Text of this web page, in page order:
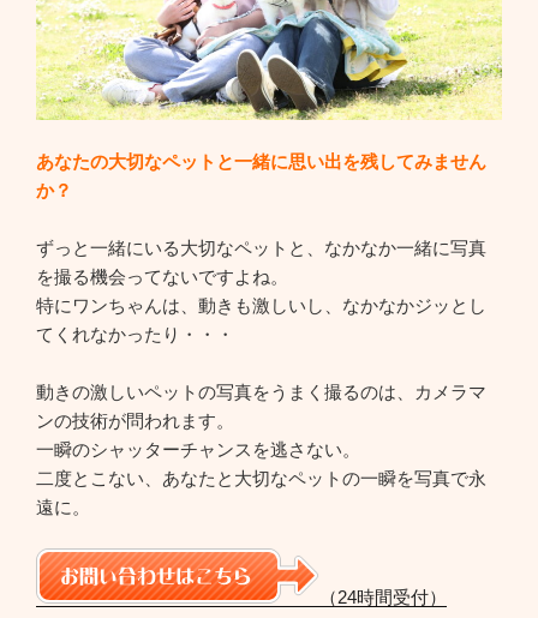
あなたの大切なペットと一緒に思い出を残してみません
か？
ずっと一緒にいる大切なペットと、なかなか一緒に写真
を撮る機会ってないですよね。
特にワンちゃんは、動きも激しいし、なかなかジッとし
てくれなかったり・・・
動きの激しいペットの写真をうまく撮るのは、カメラマ
ンの技術が問われます。
一瞬のシャッターチャンスを逃さない。
二度とこない、あなたと大切なペットの一瞬を写真で永
遠に。
（24時間受付）